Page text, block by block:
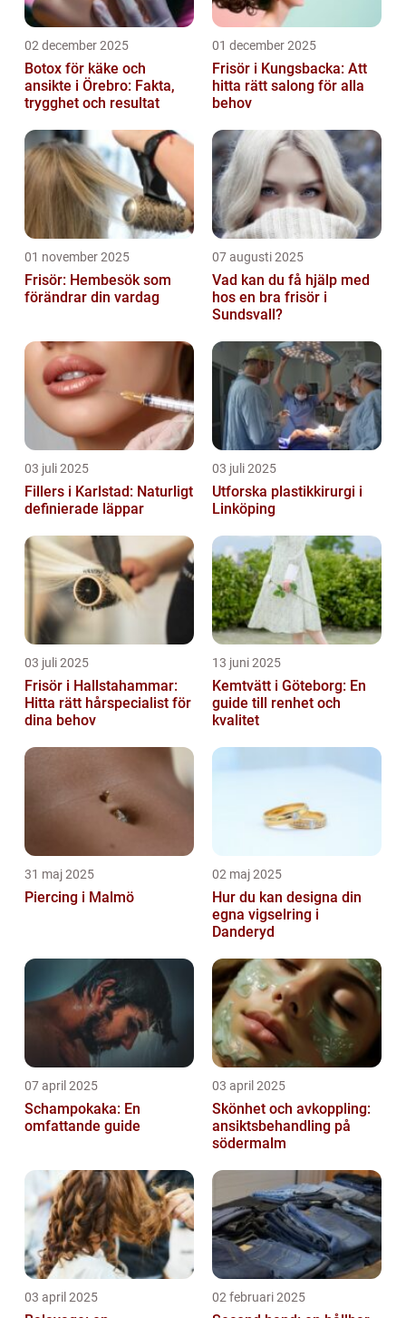
02 december 2025
Botox för käke och
ansikte i Örebro: Fakta,
trygghet och resultat
01 december 2025
Frisör i Kungsbacka: Att
hitta rätt salong för alla
behov
01 november 2025
Frisör: Hembesök som
förändrar din vardag
07 augusti 2025
Vad kan du få hjälp med
hos en bra frisör i
Sundsvall?
03 juli 2025
Fillers i Karlstad: Naturligt
definierade läppar
03 juli 2025
Utforska plastikkirurgi i
Linköping
03 juli 2025
Frisör i Hallstahammar:
Hitta rätt hårspecialist för
dina behov
13 juni 2025
Kemtvätt i Göteborg: En
guide till renhet och
kvalitet
31 maj 2025
Piercing i Malmö
02 maj 2025
Hur du kan designa din
egna vigselring i
Danderyd
07 april 2025
Schampokaka: En
omfattande guide
03 april 2025
Skönhet och avkoppling:
ansiktsbehandling på
södermalm
03 april 2025 02 februari 2025